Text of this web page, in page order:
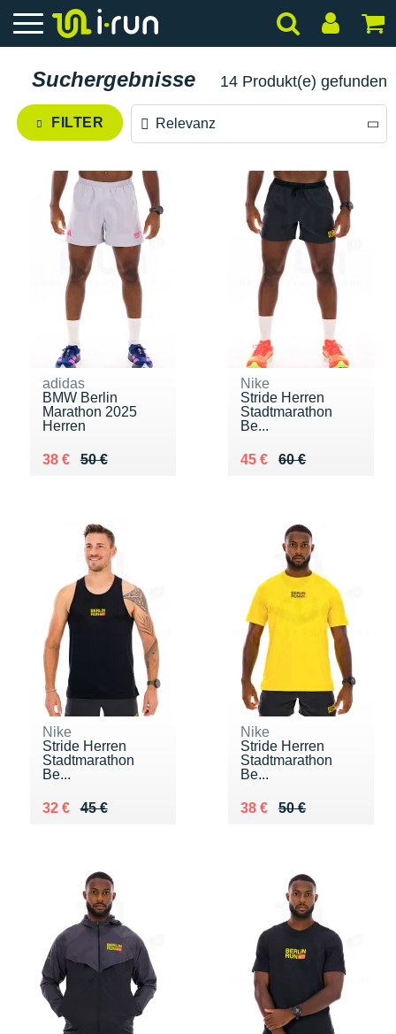
Suchergebnisse 14 Produkt(e) gefunden
FILTER Relevanz
Preis absteigend
Preis aufsteigend
adidas
BMW Berlin
Marathon 2025
Herren
50 €
Au lieu de 50 €
38 €
Vendu 38 €
Nike
Stride Herren
Stadtmarathon
Be...
60 €
Au lieu de 60 €
45 €
Vendu 45 €
Nike
Stride Herren
Stadtmarathon
Be...
45 €
Au lieu de 45 €
32 €
Vendu 32 €
Nike
Stride Herren
Stadtmarathon
Be...
50 €
Au lieu de 50 €
38 €
Vendu 38 €